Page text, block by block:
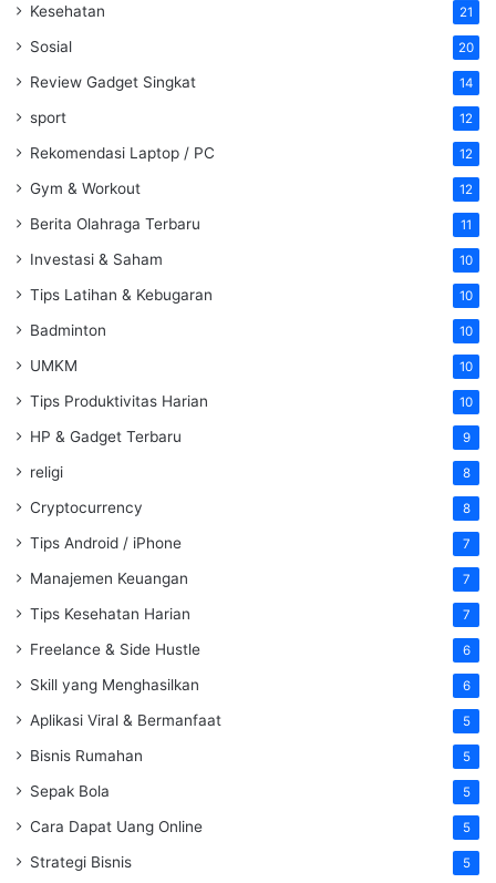
Kesehatan 21
Sosial 20
Review Gadget Singkat 14
sport 12
Rekomendasi Laptop / PC 12
Gym & Workout 12
Berita Olahraga Terbaru 11
Investasi & Saham 10
Tips Latihan & Kebugaran 10
Badminton 10
UMKM 10
Tips Produktivitas Harian 10
HP & Gadget Terbaru 9
religi 8
Cryptocurrency 8
Tips Android / iPhone 7
Manajemen Keuangan 7
Tips Kesehatan Harian 7
Freelance & Side Hustle 6
Skill yang Menghasilkan 6
Aplikasi Viral & Bermanfaat 5
Bisnis Rumahan 5
Sepak Bola 5
Cara Dapat Uang Online 5
Strategi Bisnis 5